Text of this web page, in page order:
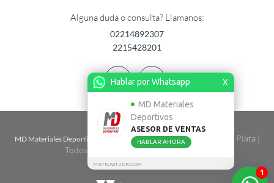
1
Hablar por Whatsapp X
MD Materiales
Deportivos
ASESOR DE VENTAS
HABLAR AHORA
MISTICASTUDIO.COM
Alguna duda o consulta? Llamanos:
02214892307
2215428201
MD Materiales Deportivos
| Calle 2 n� 1724 entre 67 y 68 - La Plata |
Todos Los Derechos Reservados. 2026